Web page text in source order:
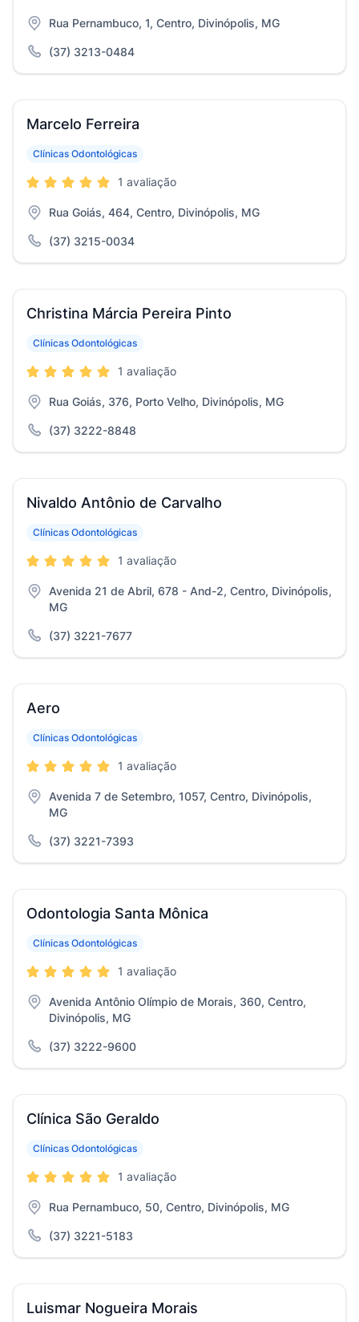
Rua Pernambuco, 1, Centro, Divinópolis, MG
(37) 3213-0484
Marcelo Ferreira
Clínicas Odontológicas
1 avaliação
Rua Goiás, 464, Centro, Divinópolis, MG
(37) 3215-0034
Christina Márcia Pereira Pinto
Clínicas Odontológicas
1 avaliação
Rua Goiás, 376, Porto Velho, Divinópolis, MG
(37) 3222-8848
Nivaldo Antônio de Carvalho
Clínicas Odontológicas
1 avaliação
Avenida 21 de Abril, 678 - And-2, Centro, Divinópolis,
MG
(37) 3221-7677
Aero
Clínicas Odontológicas
1 avaliação
Avenida 7 de Setembro, 1057, Centro, Divinópolis,
MG
(37) 3221-7393
Odontologia Santa Mônica
Clínicas Odontológicas
1 avaliação
Avenida Antônio Olímpio de Morais, 360, Centro,
Divinópolis, MG
(37) 3222-9600
Clínica São Geraldo
Clínicas Odontológicas
1 avaliação
Rua Pernambuco, 50, Centro, Divinópolis, MG
(37) 3221-5183
Luismar Nogueira Morais